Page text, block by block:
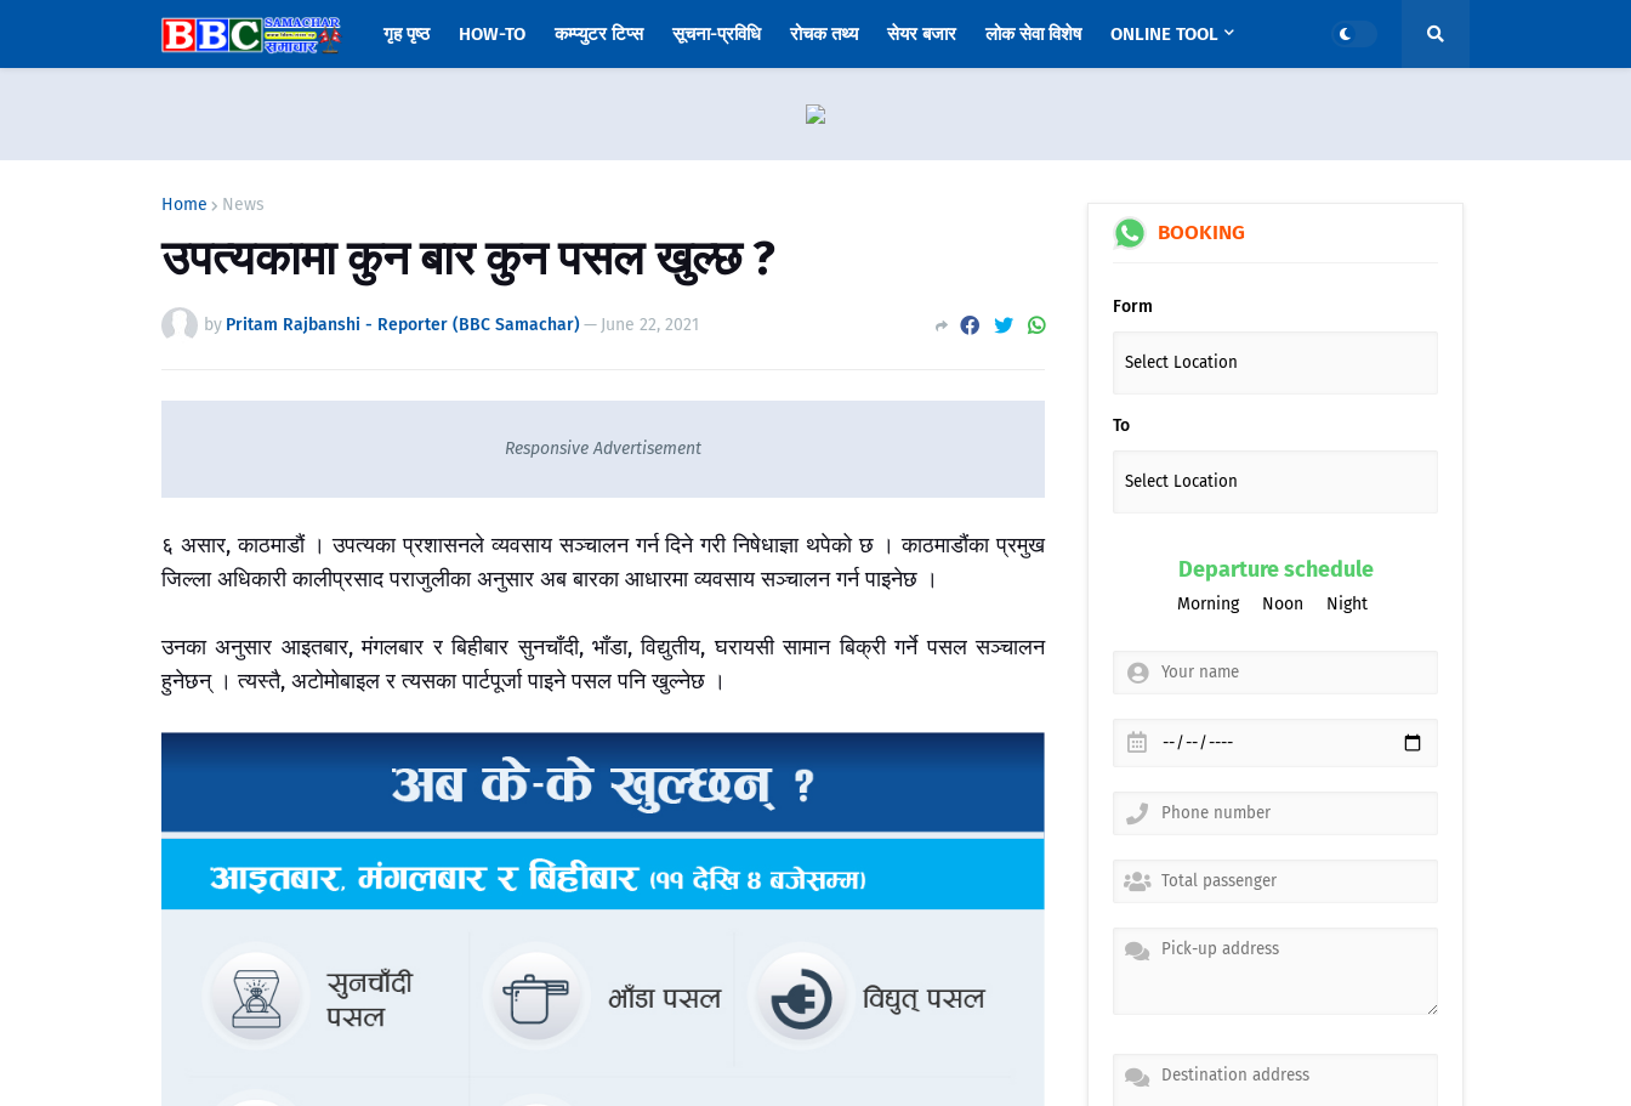
गृह पृष्ठ HOW-TO कम्प्युटर टिप्स सूचना-प्रविधि रोचक तथ्य सेयर बजार लोक सेवा विशेष ONLINE TOOL
Home News
उपत्यकामा कुन बार कुन पसल खुल्छ ?
by Pritam Rajbanshi - Reporter (BBC Samachar)— June 22, 2021
Responsive Advertisement
६ असार, काठमाडौं । उपत्यका प्रशासनले व्यवसाय सञ्चालन गर्न दिने गरी निषेधाज्ञा थपेको छ । काठमाडौंका प्रमुख
जिल्ला अधिकारी कालीप्रसाद पराजुलीका अनुसार अब बारका आधारमा व्यवसाय सञ्चालन गर्न पाइनेछ ।
उनका अनुसार आइतबार, मंगलबार र बिहीबार सुनचाँदी, भाँडा, विद्युतीय, घरायसी सामान बिक्री गर्ने पसल सञ्चालन
हुनेछन् । त्यस्तै, अटोमोबाइल र त्यसका पार्टपूर्जा पाइने पसल पनि खुल्नेछ ।
BOOKING
Form
To
Departure schedule
Morning Noon Night